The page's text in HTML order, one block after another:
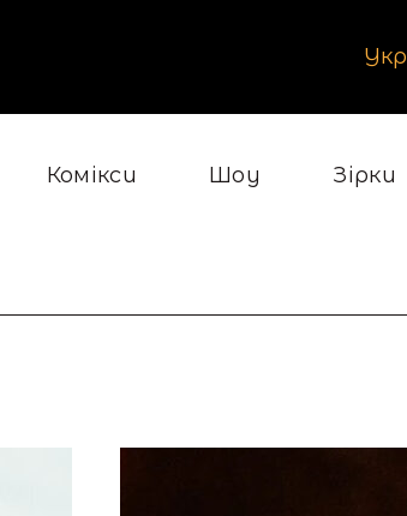
Укр
Комікси Шоу Зірки